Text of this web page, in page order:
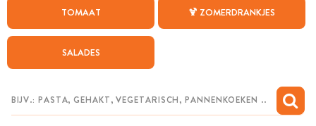
TOMAAT 🍹 ZOMERDRANKJES
SALADES
WEEKMENU
CHAT MET MAIA
MIJN BEWAARDE RECEPTEN